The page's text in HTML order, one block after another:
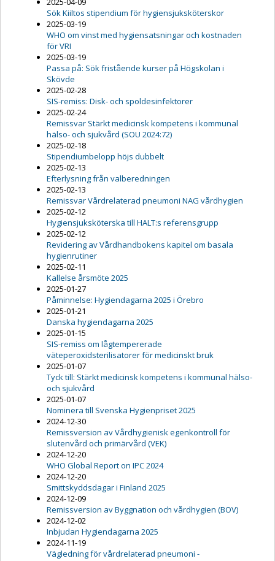
Sök Kiiltos stipendium för hygiensjuksköterskor
2025-03-19
WHO om vinst med hygiensatsningar och kostnaden
för VRI
2025-03-19
Passa på: Sök fristående kurser på Högskolan i
Skövde
2025-02-28
SIS-remiss: Disk- och spoldesinfektorer
2025-02-24
Remissvar Stärkt medicinsk kompetens i kommunal
hälso- och sjukvård (SOU 2024:72)
2025-02-18
Stipendiumbelopp höjs dubbelt
2025-02-13
Efterlysning från valberedningen
2025-02-13
Remissvar Vårdrelaterad pneumoni NAG vårdhygien
2025-02-12
Hygiensjuksköterska till HALT:s referensgrupp
2025-02-12
Revidering av Vårdhandbokens kapitel om basala
hygienrutiner
2025-02-11
Kallelse årsmöte 2025
2025-01-27
Påminnelse: Hygiendagarna 2025 i Örebro
2025-01-21
Danska hygiendagarna 2025
2025-01-15
SIS-remiss om lågtempererade
väteperoxidsterilisatorer för medicinskt bruk
2025-01-07
Tyck till: Stärkt medicinsk kompetens i kommunal hälso-
och sjukvård
2025-01-07
Nominera till Svenska Hygienpriset 2025
2024-12-30
Remissversion av Vårdhygienisk egenkontroll för
slutenvård och primärvård (VEK)
2024-12-20
WHO Global Report on IPC 2024
2024-12-20
Smittskyddsdagar i Finland 2025
2024-12-09
Remissversion av Byggnation och vårdhygien (BOV)
2024-12-02
Inbjudan Hygiendagarna 2025
2024-11-19
Vägledning för vårdrelaterad pneumoni -